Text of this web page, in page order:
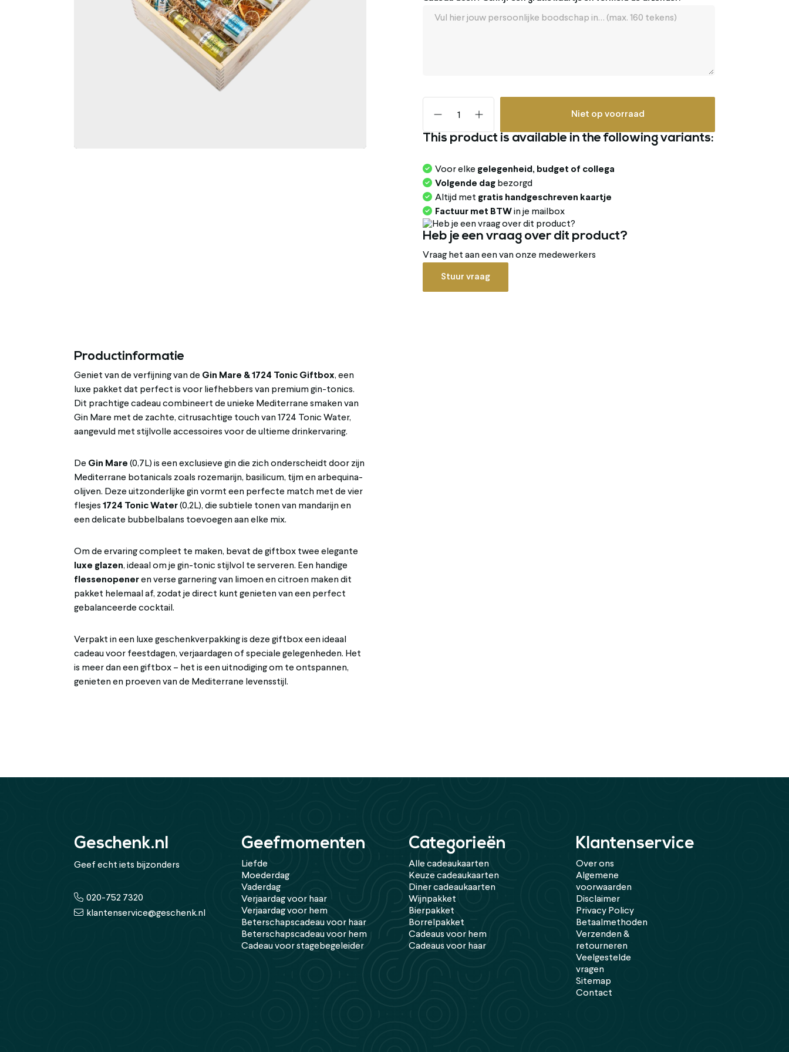
Niet op voorraad
This product is available in the following variants:
Voor elke gelegenheid, budget of collega
Volgende dag bezorgd
Altijd met gratis handgeschreven kaartje
Factuur met BTW in je mailbox
Heb je een vraag over dit product?
Vraag het aan een van onze medewerkers
Stuur vraag
Productinformatie
Geniet van de verfijning van de Gin Mare & 1724 Tonic Giftbox, een
luxe pakket dat perfect is voor liefhebbers van premium gin-tonics.
Dit prachtige cadeau combineert de unieke Mediterrane smaken van
Gin Mare met de zachte, citrusachtige touch van 1724 Tonic Water,
aangevuld met stijlvolle accessoires voor de ultieme drinkervaring.
De Gin Mare (0,7L) is een exclusieve gin die zich onderscheidt door zijn
Mediterrane botanicals zoals rozemarijn, basilicum, tijm en arbequina-
olijven. Deze uitzonderlijke gin vormt een perfecte match met de vier
flesjes 1724 Tonic Water (0,2L), die subtiele tonen van mandarijn en
een delicate bubbelbalans toevoegen aan elke mix.
Om de ervaring compleet te maken, bevat de giftbox twee elegante
luxe glazen, ideaal om je gin-tonic stijlvol te serveren. Een handige
flessenopener en verse garnering van limoen en citroen maken dit
pakket helemaal af, zodat je direct kunt genieten van een perfect
gebalanceerde cocktail.
Verpakt in een luxe geschenkverpakking is deze giftbox een ideaal
cadeau voor feestdagen, verjaardagen of speciale gelegenheden. Het
is meer dan een giftbox – het is een uitnodiging om te ontspannen,
genieten en proeven van de Mediterrane levensstijl.
Geschenk.nl
Geef echt iets bijzonders
020-752 7320
klantenservice@geschenk.nl
Geefmomenten
Liefde
Moederdag
Vaderdag
Verjaardag voor haar
Verjaardag voor hem
Beterschapscadeau voor haar
Beterschapscadeau voor hem
Cadeau voor stagebegeleider
Categorieën
Alle cadeaukaarten
Keuze cadeaukaarten
Diner cadeaukaarten
Wijnpakket
Bierpakket
Borrelpakket
Cadeaus voor hem
Cadeaus voor haar
Klantenservice
Over ons
Algemene
voorwaarden
Disclaimer
Privacy Policy
Betaalmethoden
Verzenden &
retourneren
Veelgestelde
vragen
Sitemap
Contact